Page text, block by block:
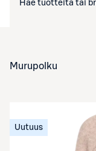
Murupolku
Uutuus